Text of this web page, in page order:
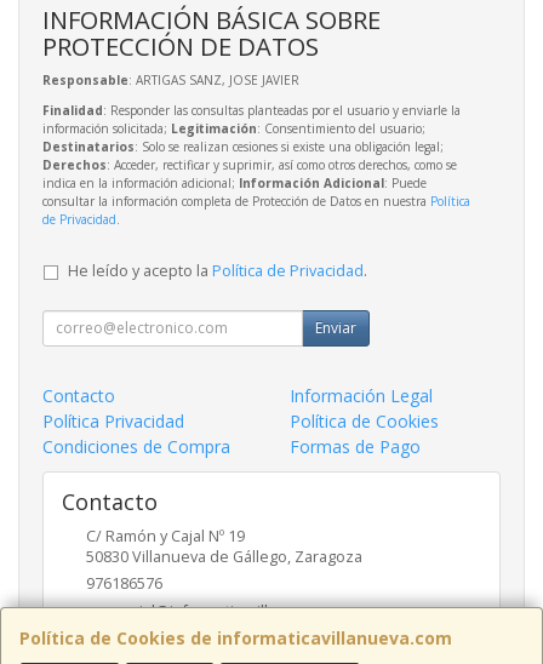
Política de Cookies de informaticavillanueva.com
INFORMACIÓN BÁSICA SOBRE
PROTECCIÓN DE DATOS
Responsable: ARTIGAS SANZ, JOSE JAVIER
Finalidad: Responder las consultas planteadas por el usuario y enviarle la
información solicitada; Legitimación: Consentimiento del usuario;
Destinatarios: Solo se realizan cesiones si existe una obligación legal;
Derechos: Acceder, rectificar y suprimir, así como otros derechos, como se
indica en la información adicional; Información Adicional: Puede
consultar la información completa de Protección de Datos en nuestra Política
de Privacidad
He leído y acepto la Política de Privacidad.
Enviar
Contacto
Información Legal
Política Privacidad
Política de Cookies
Condiciones de Compra
Formas de Pago
Contacto
C/ Ramón y Cajal Nº 19
50830Villanueva de Gállego, Zaragoza
976186576
comercial@informaticavillanueva.com